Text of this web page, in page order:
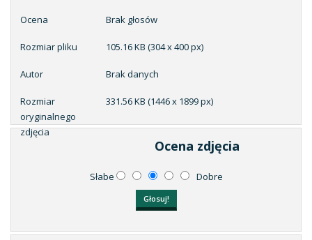
Ocena Brak głosów
Rozmiar pliku 105.16 KB (304 x 400 px)
Autor Brak danych
Rozmiar
oryginalnego
zdjęcia
331.56 KB (1446 x 1899 px)
Ocena zdjęcia
Słabe Dobre